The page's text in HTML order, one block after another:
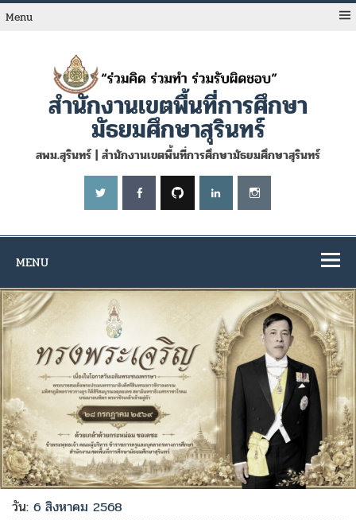
Skip
toMenu
สำนักงานเขตพื้นที่การศึกษา
มัธยมศึกษาสุรินทร์
สพม.สุรินทร์ | สำนักงานเขตพื้นที่การศึกษามัธยมศึกษาสุรินทร์
MENU
วัน:6 สิงหาคม 2568